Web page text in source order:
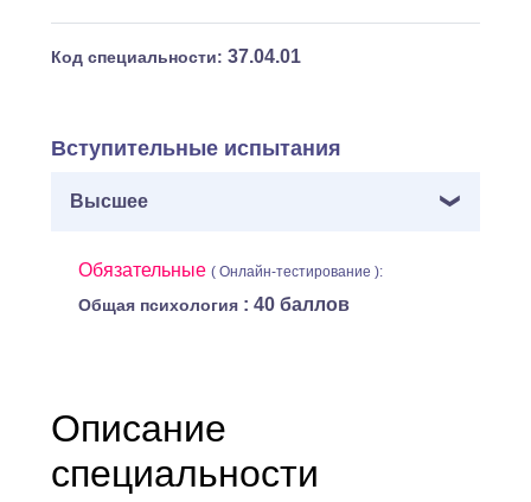
Код специальности: 37.04.01
Вступительные испытания
Высшее
Обязательные ( Онлайн-тестирование ):
Общая психология : 40 баллов
Описание
специальности